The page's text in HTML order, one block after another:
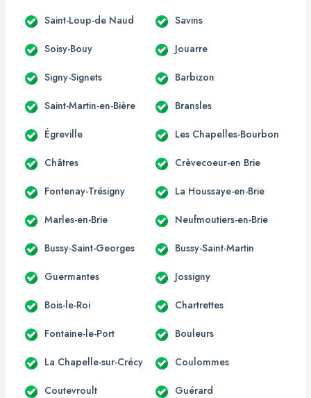
Saint-Loup-de Naud Savins
Soisy-Bouy Jouarre
Signy-Signets Barbizon
Saint-Martin-en-Bière Bransles
Égreville Les Chapelles-Bourbon
Châtres Crèvecoeur-en Brie
Fontenay-Trésigny La Houssaye-en-Brie
Marles-en-Brie Neufmoutiers-en-Brie
Bussy-Saint-Georges Bussy-Saint-Martin
Guermantes Jossigny
Bois-le-Roi Chartrettes
Fontaine-le-Port Bouleurs
La Chapelle-sur-Crécy Coulommes
Coutevroult Guérard